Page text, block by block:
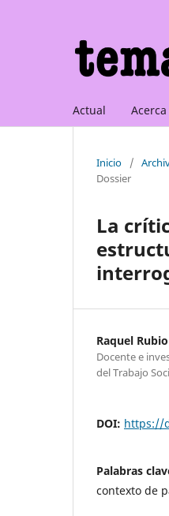
Actual
Inicio /
Dossier
La
Raquel Rubio
Docente e
del Trabajo
DOI: https://
Palabras
contexto de